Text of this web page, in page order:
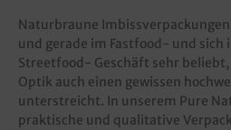
Naturbraune
und gerade im Fastfood- und sich
Streetfood- Geschäft sehr
Optik auch einen gewissen
unterstreicht. In unserem Pure
praktische und qualitative